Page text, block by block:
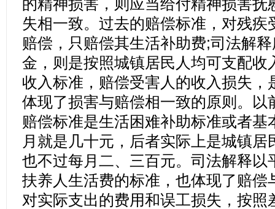
的精神损害，则应当给付精神损害抚
失相一致。过去的赔偿标准，对残疾
赔偿，只赔偿其生活补助费;司法解
金，则是按照城镇居民人均可支配收
收入标准，赔偿受害人的收入损失，
体现了损害与赔偿相一致的原则。以
赔偿标准是生活困难补助标准或者基
月就是几十元，后者实际上是城镇
也不过每月二、三百元。司法解释以
扶养人生活费的标准，也体现了赔偿
对实际支出的费用和误工损失，按照